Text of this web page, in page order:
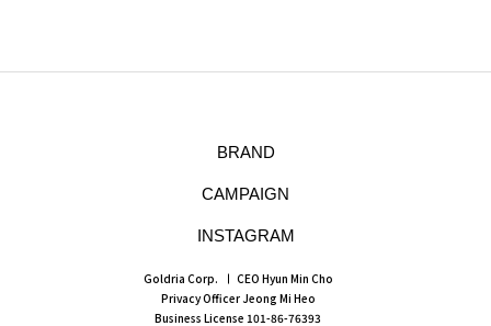
BRAND
CAMPAIGN
INSTAGRAM
Goldria Corp.
CEO Hyun Min Cho
Privacy Officer Jeong Mi Heo
Business License 101-86-76393